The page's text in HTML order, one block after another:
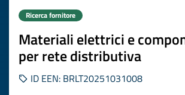
Ricerca fornitore
Materiali elettrici e
per rete distributiva
ID EEN: BRLT20251031008